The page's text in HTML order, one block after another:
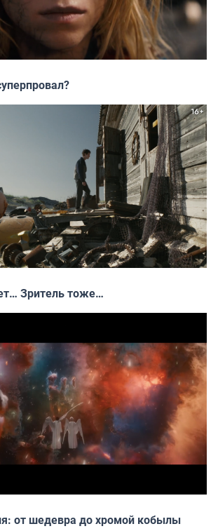
Зритель тоже…
от шедевра до хромой кобылы